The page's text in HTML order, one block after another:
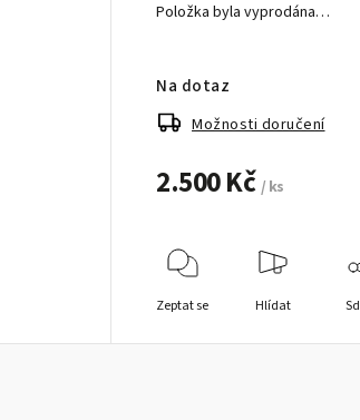
Položka byla vyprodána…
2.500 Kč / ks
Na dotaz
Možnosti doručení
Zeptat se Hlídat